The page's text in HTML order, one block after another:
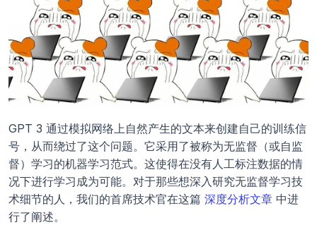
GPT 3 通过模拟网络上自然产生的文本来创建自己的训练信
号，从而绕过了这个问题。它采用了被称为无监督（或自监
督）学习的机器学习范式。这使得在没有人工标注数据的情
况下进行学习成为可能。对于那些想深入研究无监督学习技
术细节的人，我们的首席技术官在这篇 深度分析文章 中进
行了阐述。